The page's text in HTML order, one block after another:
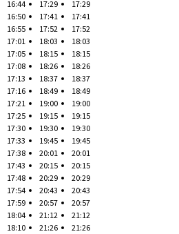
16:44
16:50
16:55
17:01
17:05
17:08
17:13
17:16
17:21
17:25
17:30
17:33
17:38
17:43
17:48
17:54
17:59
18:04
18:10
17:29
17:41
17:52
18:03
18:15
18:26
18:37
18:49
19:00
19:15
19:30
19:45
20:01
20:15
20:29
20:43
20:57
21:12
21:26
17:29
17:41
17:52
18:03
18:15
18:26
18:37
18:49
19:00
19:15
19:30
19:45
20:01
20:15
20:29
20:43
20:57
21:12
21:26